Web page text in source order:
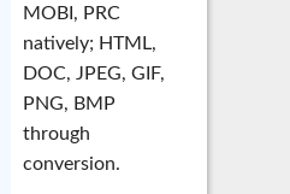
MOBI, PRC
natively; HTML,
DOC, JPEG, GIF,
PNG, BMP
through
conversion.